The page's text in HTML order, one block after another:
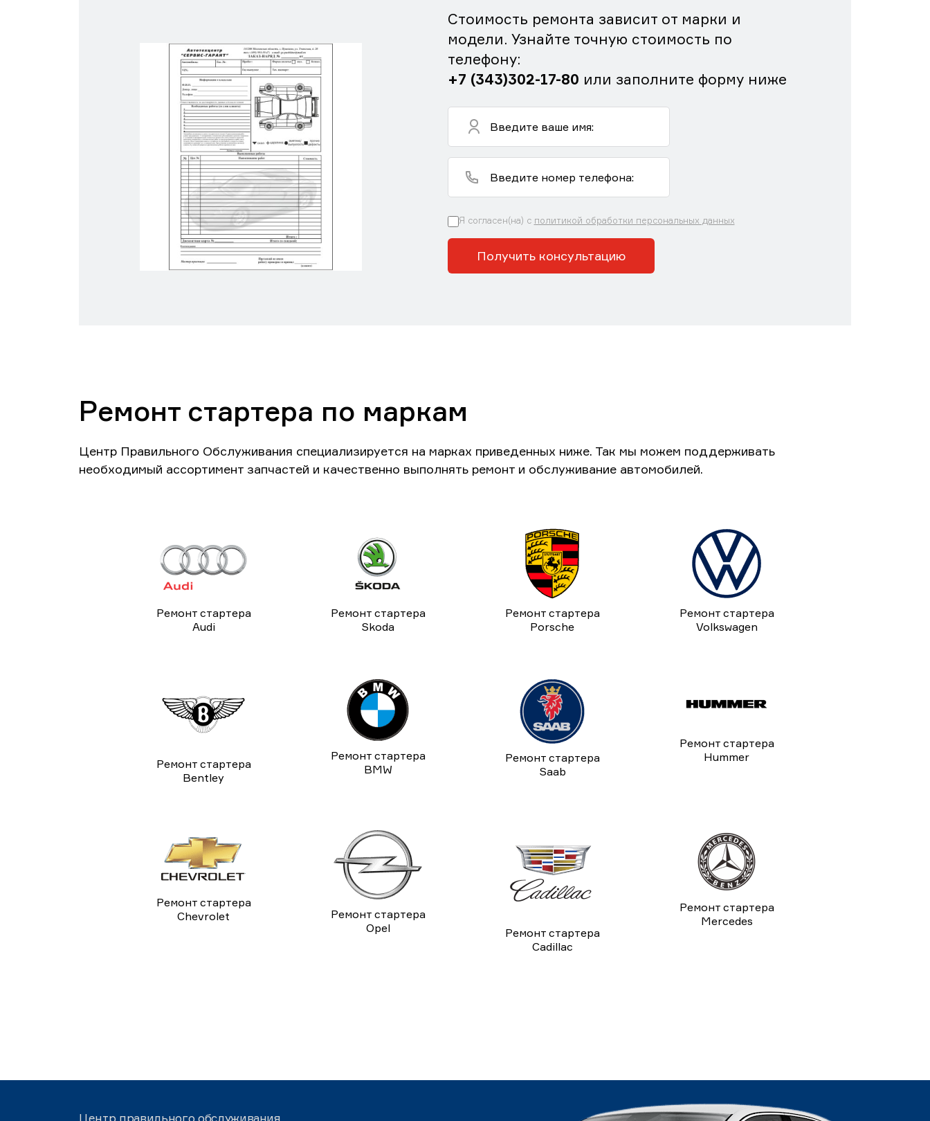
Стоимость ремонта зависит от марки и
модели. Узнайте точную стоимость по
телефону:
+7 (343)302-17-80 или заполните форму ниже
Я согласен(на) с политикой обработки персональных данных
Получить консультацию
Ремонт стартера по маркам
Центр Правильного Обслуживания специализируется на марках приведенных ниже. Так мы можем поддерживать
необходимый ассортимент запчастей и качественно выполнять ремонт и обслуживание автомобилей.
Ремонт стартера
Audi
Ремонт стартера
Skoda
Ремонт стартера
Porsche
Ремонт стартера
Volkswagen
Ремонт стартера
Bentley
Ремонт стартера
BMW
Ремонт стартера
Saab
Ремонт стартера
Hummer
Ремонт стартера
Chevrolet
Ремонт стартера
Opel
Ремонт стартера
Cadillac
Ремонт стартера
Mercedes
Центр правильного обслуживания